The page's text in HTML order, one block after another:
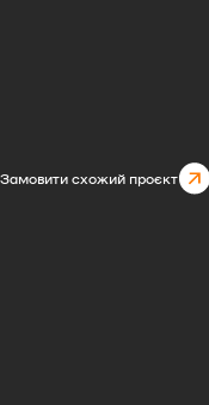
Замовити схожий проєкт